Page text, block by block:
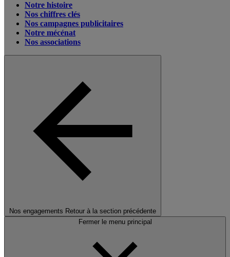
Notre histoire
Nos chiffres clés
Nos campagnes publicitaires
Notre mécénat
Nos associations
Nos engagements Retour à la section précédente
Fermer le menu principal